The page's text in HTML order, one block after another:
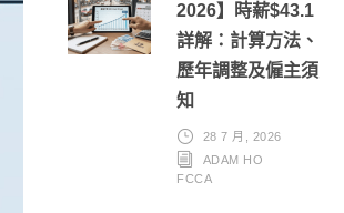
2026】時薪$43.1
詳解：計算方法、
歷年調整及僱主須
知
28 7 月, 2026
ADAM HO
FCCA